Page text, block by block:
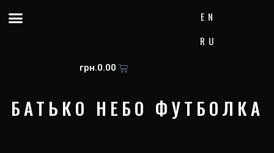
Menu
EN
RU
грн.0.00 Cart
БАТЬКО НЕБО ФУТБОЛКА